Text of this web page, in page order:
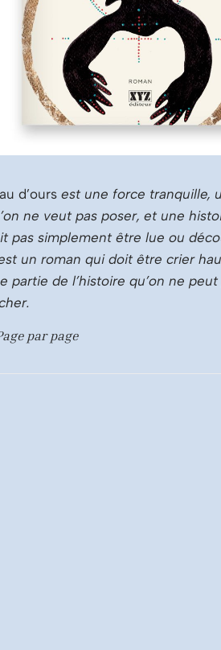
d’ours est une force tranquille,
ne veut pas poser, et une
pas simplement être lue ou
un roman qui doit être crier
partie de l’histoire qu’on ne
par page